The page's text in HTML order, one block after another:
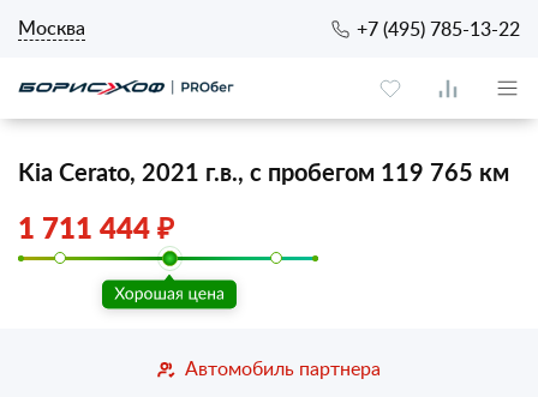
Москва +7 (495) 785-13-22
Kia Cerato, 2021 г.в., с пробегом 119 765 км
1 711 444 ₽
Автомобиль партнера